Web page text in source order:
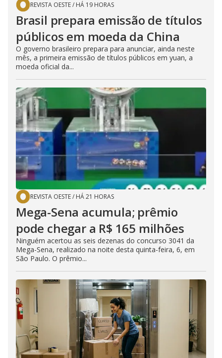
REVISTA OESTE/ HÁ 19 HORAS
Brasil prepara emissão de títulos
públicos em moeda da China
O governo brasileiro prepara para anunciar, ainda neste
mês, a primeira emissão de títulos públicos em yuan, a
moeda oficial da...
REVISTA OESTE/ HÁ 21 HORAS
Mega-Sena acumula; prêmio
pode chegar a R$ 165 milhões
Ninguém acertou as seis dezenas do concurso 3041 da
Mega-Sena, realizado na noite desta quinta-feira, 6, em
São Paulo. O prêmio...